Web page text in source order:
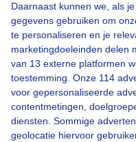
Daarnaast kunnen we, als
gegevens gebruiken om
te personaliseren en je
marketingdoeleinden delen
van 13 externe platformen
toestemming. Onze 114
voor gepersonaliseerde
contentmetingen,
diensten. Sommige
geolocatie hiervoor
Een
Over Buienradar